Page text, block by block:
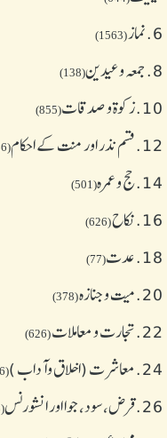
6. نماز(1563)
8. جمعہ وعیدین(138)
10. زکوة و صدقات(855)
12. قسم نذر اور منت کے احکام(136)
14. حج و عمرہ(501)
16. نکاح(626)
18. عدت(77)
20. میت و جنازہ(378)
22. تجارت و معاملات(626)
24. معاشرت (اخلاق وآداب )(436)
26. قرض،سود، جوا اور انشورنس(333)